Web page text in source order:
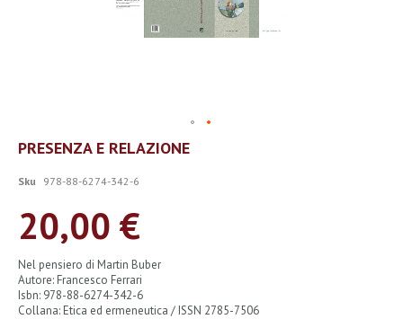
Vai
all'inizio
galleria
immagini
PRESENZA E RELAZIONE
Sku 978-88-6274-342-6
20,00 €
Nel pensiero di Martin Buber
Autore: Francesco Ferrari
Isbn: 978-88-6274-342-6
Collana: Etica ed ermeneutica / ISSN 2785-7506